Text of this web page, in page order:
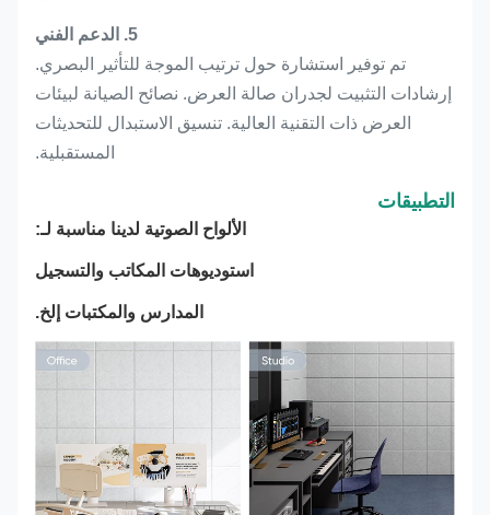
تم توفير استشارة حول ترتيب الموجة للتأثير البصري.
إرشادات التثبيت لجدران صالة العرض. نصائح الصيانة لبيئات
العرض ذات التقنية العالية. تنسيق الاستبدال للتحديثات
المستقبلية.
التطبيقات
الألواح الصوتية لدينا مناسبة لـ:
استوديوهات المكاتب والتسجيل
المدارس والمكتبات إلخ.